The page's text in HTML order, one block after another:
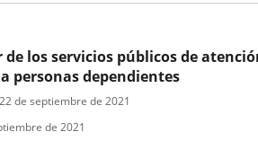
los servicios públicos de
personas dependientes
de septiembre de 2021
de 2021